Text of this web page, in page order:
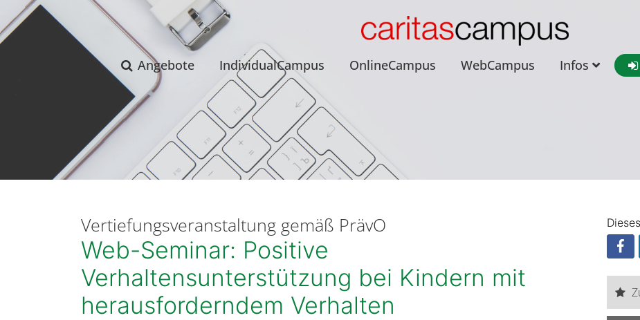
Angebote IndividualCampus OnlineCampus WebCampus Infos
Vertiefungsveranstaltung gemäß PrävO
Web-Seminar: Positive
Verhaltensunterstützung bei Kindern mit
herausforderndem Verhalten